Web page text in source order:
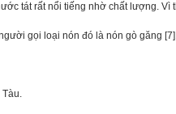
tát rất nổi tiếng nhờ chất lượng.
gọi loại nón đó là nón gò găng